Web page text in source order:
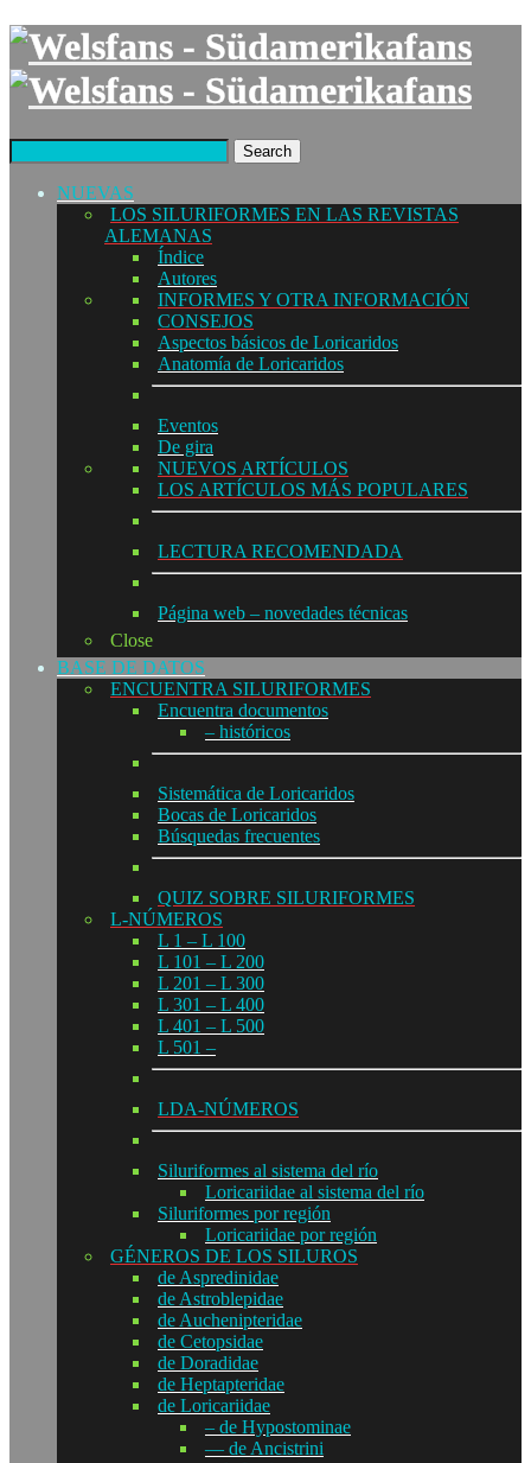
Search
NUEVAS
LOS SILURIFORMES EN LAS REVISTAS
ALEMANAS
Índice
Autores
INFORMES Y OTRA INFORMACIÓN
CONSEJOS
Aspectos básicos de Loricaridos
Anatomía de Loricaridos
Eventos
De gira
NUEVOS ARTÍCULOS
LOS ARTÍCULOS MÁS POPULARES
LECTURA RECOMENDADA
Página web – novedades técnicas
Close
BASE DE DATOS
ENCUENTRA SILURIFORMES
Encuentra documentos
– históricos
Sistemática de Loricaridos
Bocas de Loricaridos
Búsquedas frecuentes
QUIZ SOBRE SILURIFORMES
L-NÚMEROS
L 1 – L 100
L 101 – L 200
L 201 – L 300
L 301 – L 400
L 401 – L 500
L 501 –
LDA-NÚMEROS
Siluriformes al sistema del río
Loricariidae al sistema del río
Siluriformes por región
Loricariidae por región
GÉNEROS DE LOS SILUROS
de Aspredinidae
de Astroblepidae
de Auchenipteridae
de Cetopsidae
de Doradidae
de Heptapteridae
de Loricariidae
– de Hypostominae
— de Ancistrini